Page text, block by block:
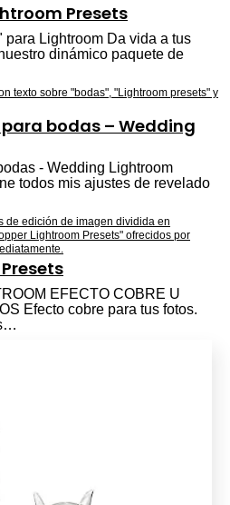
Presets
Lightroom Da vida a tus
dinámico paquete de
bodas – Wedding
- Wedding Lightroom
todos mis ajustes de revelado
EFECTO COBRE U
Efecto cobre para tus fotos.